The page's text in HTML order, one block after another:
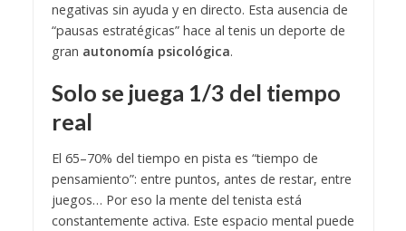
negativas sin ayuda y en directo. Esta ausencia de
“pausas estratégicas” hace al tenis un deporte de
gran autonomía psicológica.
Solo se juega 1/3 del tiempo
real
El 65–70% del tiempo en pista es “tiempo de
pensamiento”: entre puntos, antes de restar, entre
juegos… Por eso la mente del tenista está
constantemente activa. Este espacio mental puede